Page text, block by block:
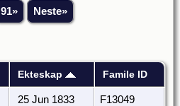
91» Neste»
Ekteskap Famile ID
25 Jun 1833 F13049